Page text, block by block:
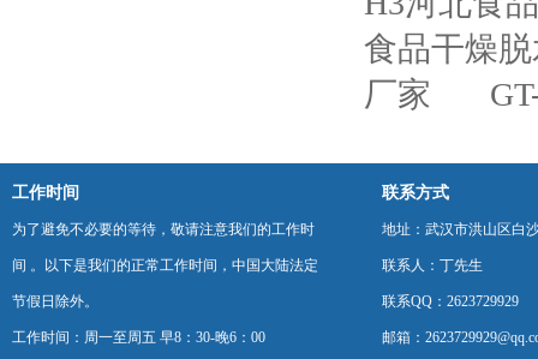
食品干燥
厂家
工作时间
为了避免不必要的等待，敬请注意我们的工作时
间 。以下是我们的正常工作时间，中国大陆法定
节假日除外。
工作时间：周一至周五 早8：30-晚6：00
联系方式
地址：武汉市洪山区白
联系人：丁先生
联系QQ：2623729929
邮箱：